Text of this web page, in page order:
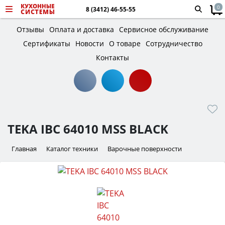
8 (3412) 46-55-55 0
Отзывы Оплата и доставка Сервисное обслуживание
Сертификаты
Новости О товаре Сотрудничество
Контакты
TEKA IBC 64010 MSS BLACK
Главная Каталог техники Варочные поверхности